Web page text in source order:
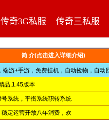
传奇3G私服 传奇三私服